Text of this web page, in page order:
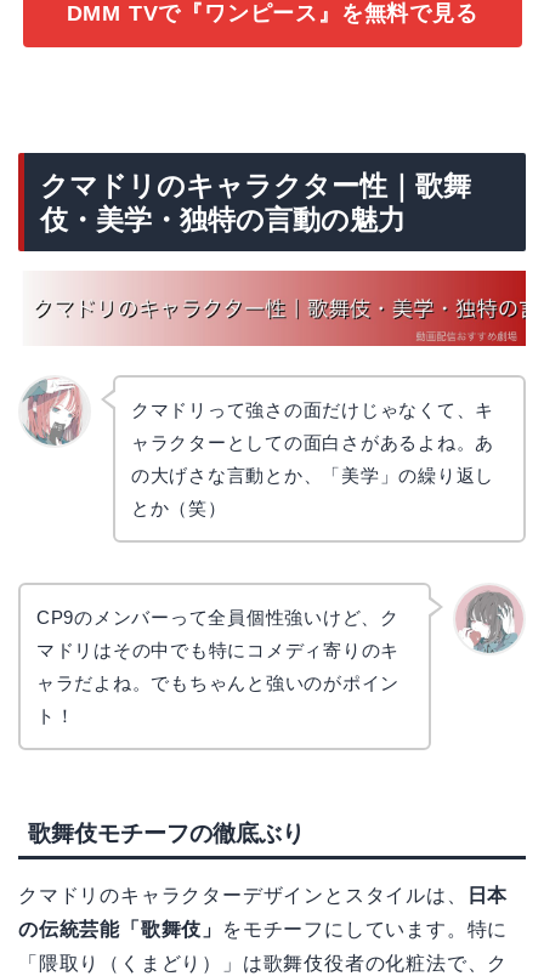
DMM TVで『ワンピース』を無料で見る
クマドリのキャラクター性｜歌舞
伎・美学・独特の言動の魅力
クマドリって強さの面だけじゃなくて、キ
ャラクターとしての面白さがあるよね。あ
の大げさな言動とか、「美学」の繰り返し
とか（笑）
CP9のメンバーって全員個性強いけど、ク
マドリはその中でも特にコメディ寄りのキ
ャラだよね。でもちゃんと強いのがポイン
ト！
歌舞伎モチーフの徹底ぶり
クマドリのキャラクターデザインとスタイルは、
日本
の伝統芸能「歌舞伎」
をモチーフにしています。特に
「隈取り（くまどり）」は歌舞伎役者の化粧法で、ク